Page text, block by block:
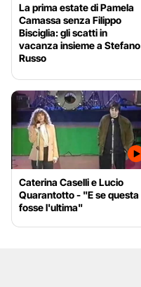
La prima estate di Pamela
Camassa senza Filippo
Bisciglia: gli scatti in
vacanza insieme a Stefano
Russo
Caterina Caselli e Lucio
Quarantotto - "E se questa
fosse l'ultima"